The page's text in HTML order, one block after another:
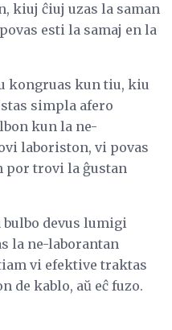
kiuj ĉiuj uzas la saman
esti la samaj en la
kongruas kun tiu, kiu
simpla afero
kun la ne-
laboriston, vi povas
por trovi la ĝustan
bulbo devus lumigi
la ne-laborantan
vi efektive traktas
de kablo, aŭ eĉ fuzo.